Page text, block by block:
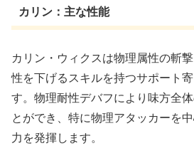
カリン：主な性能
カリン・ウィクスは物理属性の斬
性を下げるスキルを持つサポート
す。物理耐性デバフにより味方全
とができ、特に物理アタッカーを
力を発揮します。